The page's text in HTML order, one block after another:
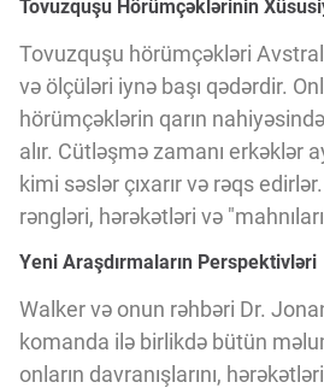
Tovuzquşu Hörümçəklərinin
Tovuzquşu hörümçəkləri
və ölçüləri iynə başı qədərdir.
hörümçəklərin qarın
alır. Cütləşmə zamanı erkəklər
kimi səslər çıxarır və rəqs
rəngləri, hərəkətləri və
Yeni Araşdırmaların Perspektivləri
Walker və onun rəhbəri Dr.
komanda ilə birlikdə bütün
onların davranışlarını,